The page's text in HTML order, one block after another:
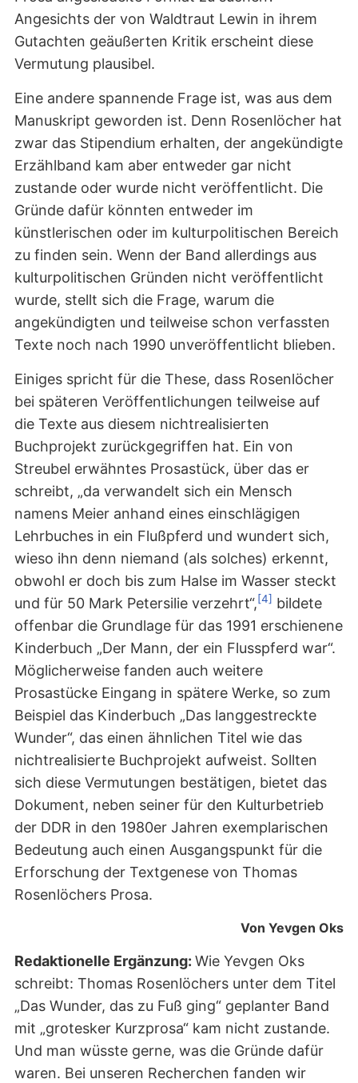
Angesichts der von Waldtraut Lewin in ihrem
Gutachten geäußerten Kritik erscheint diese
Vermutung plausibel.
Eine andere spannende Frage ist, was aus dem
Manuskript geworden ist. Denn Rosenlöcher hat
zwar das Stipendium erhalten, der angekündigte
Erzählband kam aber entweder gar nicht
zustande oder wurde nicht veröffentlicht. Die
Gründe dafür könnten entweder im
künstlerischen oder im kulturpolitischen Bereich
zu finden sein. Wenn der Band allerdings aus
kulturpolitischen Gründen nicht veröffentlicht
wurde, stellt sich die Frage, warum die
angekündigten und teilweise schon verfassten
Texte noch nach 1990 unveröffentlicht blieben.
Einiges spricht für die These, dass Rosenlöcher
bei späteren Veröffentlichungen teilweise auf
die Texte aus diesem nichtrealisierten
Buchprojekt zurückgegriffen hat. Ein von
Streubel erwähntes Prosastück, über das er
schreibt, „da verwandelt sich ein Mensch
namens Meier anhand eines einschlägigen
Lehrbuches in ein Flußpferd und wundert sich,
wieso ihn denn niemand (als solches) erkennt,
obwohl er doch bis zum Halse im Wasser steckt
und für 50 Mark Petersilie verzehrt“,[4] bildete
offenbar die Grundlage für das 1991 erschienene
Kinderbuch „Der Mann, der ein Flusspferd war“.
Möglicherweise fanden auch weitere
Prosastücke Eingang in spätere Werke, so zum
Beispiel das Kinderbuch „Das langgestreckte
Wunder“, das einen ähnlichen Titel wie das
nichtrealisierte Buchprojekt aufweist. Sollten
sich diese Vermutungen bestätigen, bietet das
Dokument, neben seiner für den Kulturbetrieb
der DDR in den 1980er Jahren exemplarischen
Bedeutung auch einen Ausgangspunkt für die
Erforschung der Textgenese von Thomas
Rosenlöchers Prosa.
Von Yevgen Oks
Redaktionelle Ergänzung: Wie Yevgen Oks
schreibt: Thomas Rosenlöchers unter dem Titel
„Das Wunder, das zu Fuß ging“ geplanter Band
mit „grotesker Kurzprosa“ kam nicht zustande.
Und man wüsste gerne, was die Gründe dafür
waren. Bei unseren Recherchen fanden wir